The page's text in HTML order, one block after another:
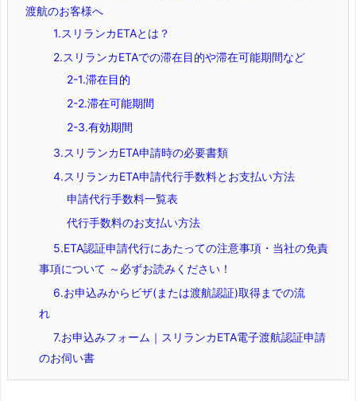
渡航のお客様へ
1.スリランカETAとは？
2.スリランカETAでの滞在目的や滞在可能期間など
2-1.滞在目的
2-2.滞在可能期間
2-3.有効期間
3.スリランカETA申請時の必要書類
4.スリランカETA申請代行手数料とお支払い方法
申請代行手数料一覧表
代行手数料のお支払い方法
5.ETA認証申請代行にあたっての注意事項・当社の免責
事項について ～必ずお読みください！
6.お申込みからビザ(または渡航認証)取得までの流
れ
7.お申込みフォーム｜スリランカETA電子渡航認証申請
のお伺い書